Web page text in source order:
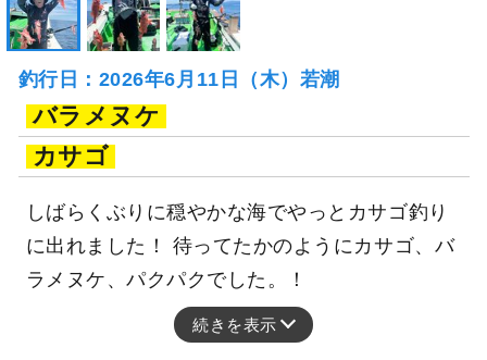
釣行日：2026年6月11日（木）若潮
バラメヌケ
カサゴ
しばらくぶりに穏やかな海でやっとカサゴ釣り
に出れました！ 待ってたかのようにカサゴ、バ
ラメヌケ、パクパクでした。！
続きを表示